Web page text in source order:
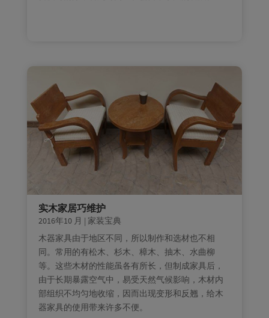
实木家居巧维护
2016年10 月 | 家装宝典
木器家具由于地区不同，所以制作和选材也不相
同。常用的有松木、杉木、樟木、抽木、水曲柳
等。这些木材的性能虽各有所长，但制成家具后，
由于长期暴露空气中，易受天然气候影响，木材内
部组织不均匀地收缩，因而出现变形和反翘，给木
器家具的使用带来许多不便。